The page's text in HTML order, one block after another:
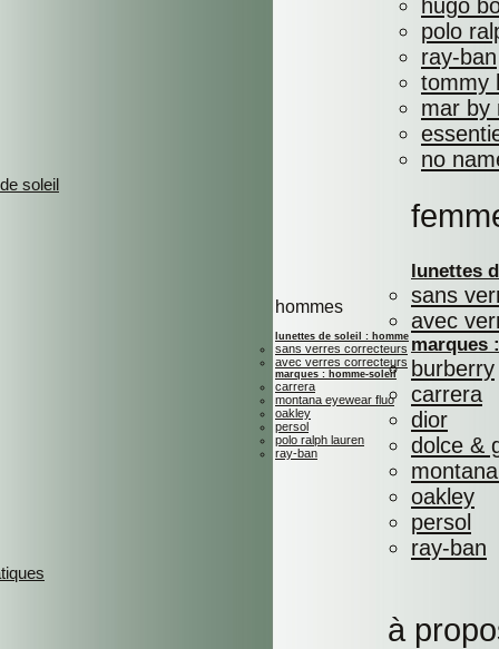
hugo
polo
ray-ban
tommy
mar by
no
soleil
hommes
lunettes de soleil : homme
sans verres correcteurs
avec verres correcteurs
marques : homme-soleil
carrera
montana eyewear fluo
oakley
persol
polo ralph lauren
ray-ban
lunettes
sans
avec
marques
burberry
carrera
dior
dolce &
oakley
persol
ray-ban
à